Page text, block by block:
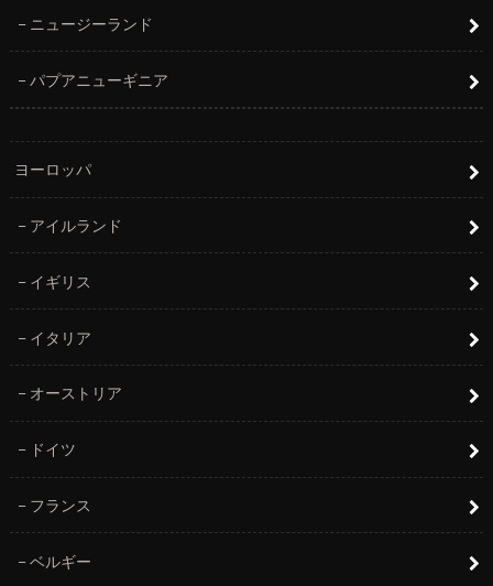
ニュージーランド
パプアニューギニア
ヨーロッパ
アイルランド
イギリス
イタリア
オーストリア
ドイツ
フランス
ベルギー